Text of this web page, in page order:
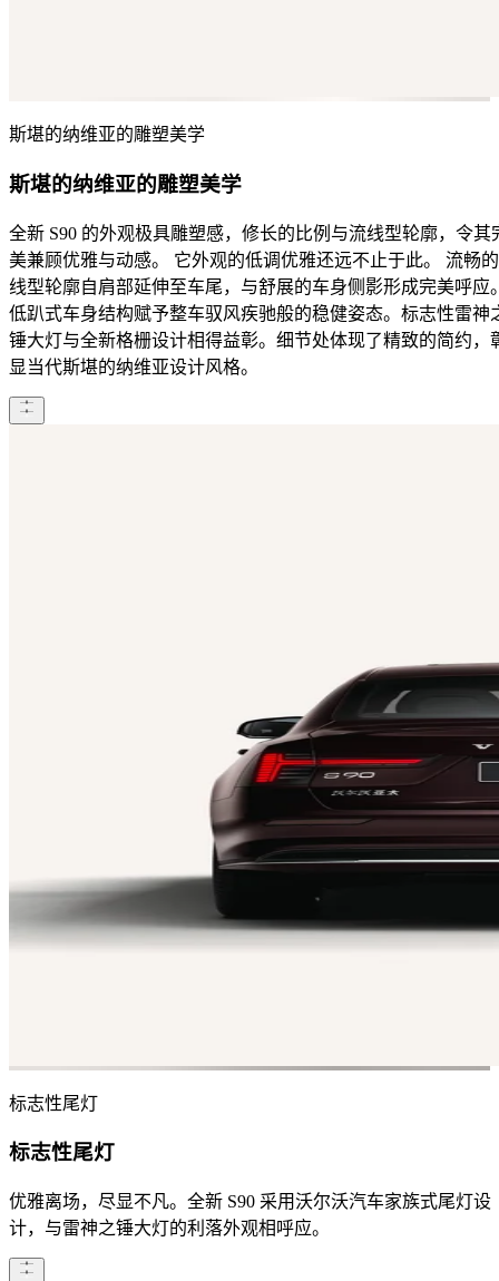
斯堪的纳维亚的雕塑美学
斯堪的纳维亚的雕塑美学
全新 S90 的外观极具雕塑感，修长的比例与流线型轮廓，令其
美兼顾优雅与动感。 它外观的低调优雅还远不止于此。 流畅
线型轮廓自肩部延伸至车尾，与舒展的车身侧影形成完美呼应
低趴式车身结构赋予整车驭风疾驰般的稳健姿态。标志性雷神
锤大灯与全新格栅设计相得益彰。细节处体现了精致的简约，
显当代斯堪的纳维亚设计风格。
标志性尾灯
标志性尾灯
优雅离场，尽显不凡。全新 S90 采用沃尔沃汽车家族式尾灯设
计，与雷神之锤大灯的利落外观相呼应。